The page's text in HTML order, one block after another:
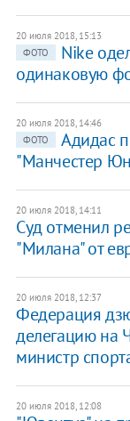
20 июля 2018, 15:13
ФОТО
Nike
одинаковую
20 июля 2018, 14:46
ФОТО
Адидас
"Манчестер
20 июля 2018, 14:11
Суд отменил
"Милана" от
20 июля 2018, 12:37
Федерация
делегацию на
министр
20 июля 2018, 12:08